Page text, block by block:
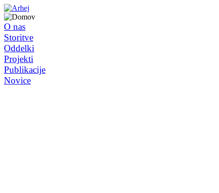
O nas
Storitve
Oddelki
Projekti
Publikacije
Novice